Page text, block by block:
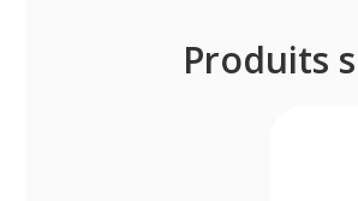
Produits